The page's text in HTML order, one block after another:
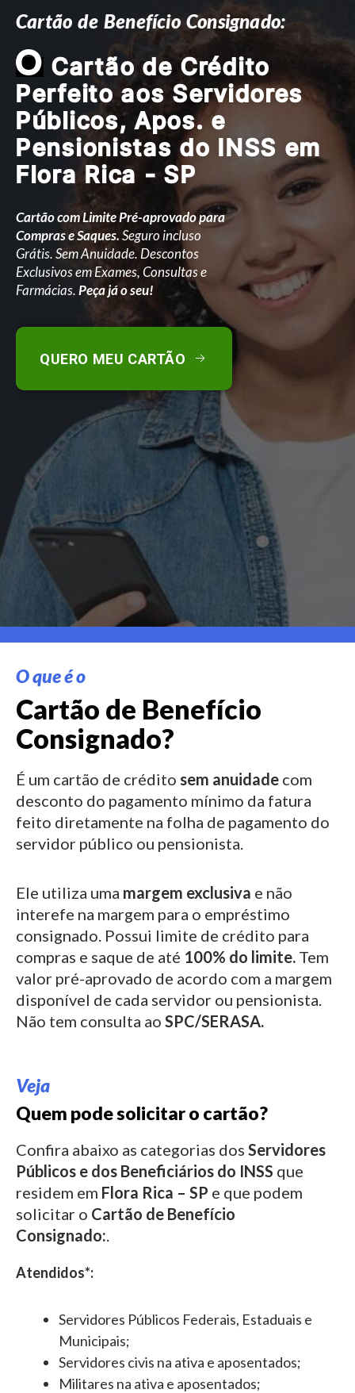
Cartão de Benefício Consignado:
O Cartão de Crédito
Perfeito aos Servidores
Públicos, Apos. e
Pensionistas do INSS em
Flora Rica - SP
Cartão com Limite Pré-aprovado para
Compras e Saques.Seguro incluso
Grátis. Sem Anuidade. Descontos
Exclusivos em Exames, Consultas e
Farmácias.Peça já o seu!
QUERO MEU CARTÃO
O que é o
Cartão de Benefício
Consignado?
É um cartão de crédito sem anuidade com
desconto do pagamento mínimo da fatura
feito diretamente na folha de pagamento do
servidor público ou pensionista.
Ele utiliza uma margem exclusiva e não
interefe na margem para o empréstimo
consignado. Possui limite de crédito para
compras e saque de até 100% do limite. Tem
valor pré-aprovado de acordo com a margem
disponível de cada servidor ou pensionista.
Não tem consulta ao SPC/SERASA.
Veja
Quem pode solicitar o cartão?
Confira abaixo as categorias dos Servidores
Públicos e dos Beneficiários do INSS que
residem em Flora Rica – SP e que podem
solicitar o Cartão de Benefício
Consignado:.
Atendidos*:
Servidores Públicos Federais, Estaduais e
Municipais;
Servidores civis na ativa e aposentados;
Militares na ativa e aposentados;